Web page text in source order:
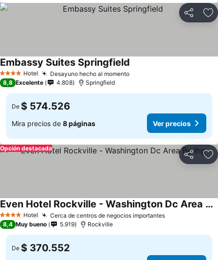
Compartir
4 EstrellasHotel Desayuno hecho al momento
Embassy Suites Springfield
8,8 Excelente 4.808 Springfield
De $ 574.526
Mira precios de 8 páginas Ver precios
Compartir
Opción destacada
4 EstrellasHotel Cerca de centros de negocios importantes
Even Hotel Rockville - Washington Dc Area By Ihg
8,4 Muy bueno 5.919 Rockville
De $ 370.552